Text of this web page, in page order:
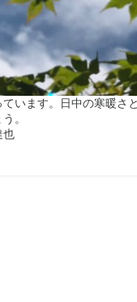
います。日中の寒暖さ
。
也